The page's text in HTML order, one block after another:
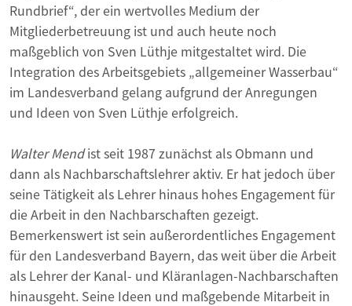
Rund­brief“, der ein wertvolles Medium der
Mitgliederbetreuung ist und auch heute noch
maßgeblich von Sven Lüthje mitgestaltet wird. Die
Integration des Arbeitsgebiets „allgemeiner Wasserbau“
im Landesverband gelang aufgrund der An­regungen
und Ideen von Sven Lüthje erfolgreich.
Walter Mendist seit 1987 zunächst als Obmann und
dann als Nachbarschaftslehrer aktiv. Er hat jedoch über
seine Tätigkeit als Lehrer hinaus hohes Engagement für
die Arbeit in den Nachbarschaften gezeigt.
Bemerkenswert ist sein außerordentliches Engagement
für den Landesverband Bayern, das weit über die Arbeit
als Lehrer der Kanal- und Kläranlagen-Nachbarschaften
hinausgeht. Seine Ideen und maßgebende Mitarbeit in